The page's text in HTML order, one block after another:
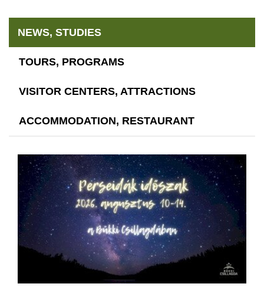
NEWS, STUDIES
TOURS, PROGRAMS
VISITOR CENTERS, ATTRACTIONS
ACCOMMODATION, RESTAURANT